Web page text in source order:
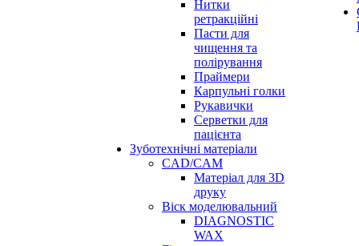
Нитки
ретракційні
Пасти для
чищення та
полірування
Праймери
Карпульні голки
Рукавички
Серветки для
пацієнта
Зуботехнічні матеріали
CAD/CAM
Матеріал для 3D
друку
Віск моделювальний
DIAGNOSTIC
WAX